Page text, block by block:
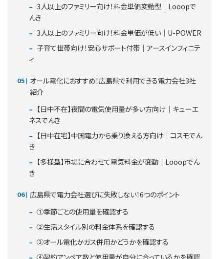
3人以上のファミリー向け！料金単価変動型｜Looopで
んき
3人以上のファミリー向け！料金単価が低い｜U-POWER
子育て世帯向け！安心サポート付帯｜アースインフィニテ
ィ
オール電化におすすめ！広島県で利用できる電力会社3社
紹介
【日中不在】夜間の電気使用量が多い方向け｜キューエ
ネスでんき
【日中在宅】中国電力から乗り換える方向け｜コスモでん
き
【多様型】市場に合わせて電気料金が変動｜Looopでん
き
広島県で電力会社選びに失敗しない！6つのポイント
①季節ごとの使用量を確認する
②生活スタイル別の料金体系を確認する
③オール電化かガス併用かどうかを確認する
④契約アンペア数と使用量が自分に合っているかを確認